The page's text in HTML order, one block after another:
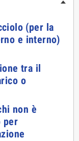
(per la
e interno)
tra il
o
non è
per